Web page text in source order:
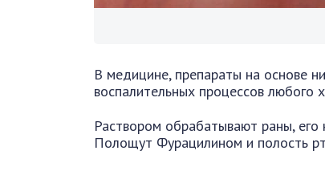
В медицине, препараты на основе
воспалительных процессов любого
Раствором обрабатывают раны, его
Полощут Фурацилином и полость